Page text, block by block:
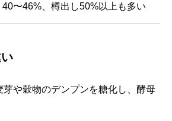
40〜46%、樽出し50%以上も多い
芽や穀物のデンプンを糖化し、酵母